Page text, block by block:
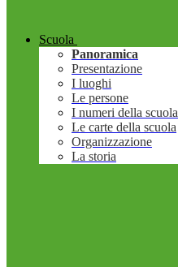
Scuola
Panoramica
Presentazione
I luoghi
Le persone
I numeri della scuola
Le carte della scuola
Organizzazione
La storia